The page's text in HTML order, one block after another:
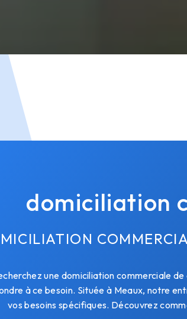
domiciliation
une domiciliation commerciale
à ce besoin. Située à Meaux, notre
vos besoins spécifiques. Découvrez